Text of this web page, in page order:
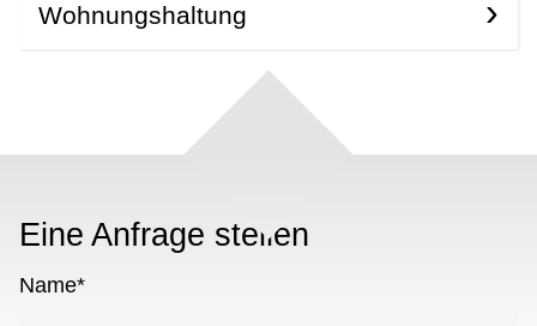
Wohnungshaltung
Eine Anfrage stellen
Name*